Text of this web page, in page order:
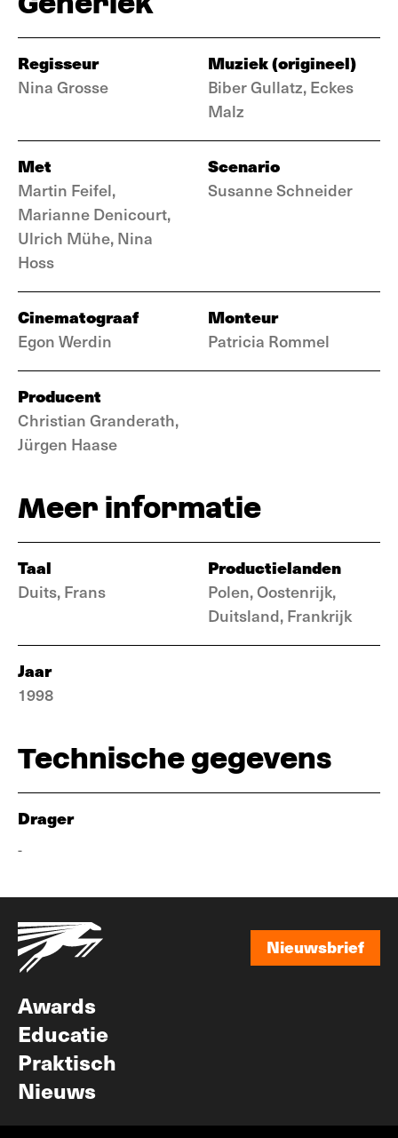
Regisseur
Nina Grosse
Muziek (origineel)
Biber Gullatz, Eckes
Malz
Met
Martin Feifel,
Marianne Denicourt,
Ulrich Mühe, Nina
Hoss
Scenario
Susanne Schneider
Cinematograaf
Egon Werdin
Monteur
Patricia Rommel
Producent
Christian Granderath,
Jürgen Haase
Meer informatie
Taal
Duits, Frans
Productielanden
Polen, Oostenrijk,
Duitsland, Frankrijk
Jaar
1998
Technische gegevens
Drager
-
Nieuwsbrief
Awards
Educatie
Praktisch
Nieuws